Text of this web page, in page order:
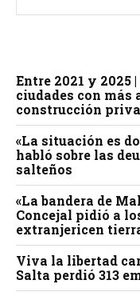
Entre 2021 y
ciudades con
construcción
«La situación es
habló sobre las
salteños
«La bandera de
Concejal pidió a
extranjericen
Viva la libertad
Salta perdió 313